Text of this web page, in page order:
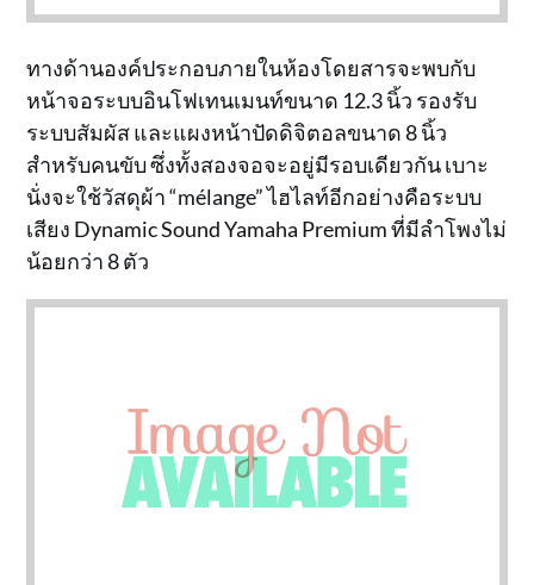
ทางด้านองค์ประกอบภายในห้องโดยสารจะพบกับ
หน้าจอระบบอินโฟเทนเมนท์ขนาด 12.3 นิ้ว รองรับ
ระบบสัมผัส และแผงหน้าปัดดิจิตอลขนาด 8 นิ้ว
สำหรับคนขับ ซึ่งทั้งสองจอจะอยู่มีรอบเดียวกัน เบาะ
นั่งจะใช้วัสดุผ้า “mélange” ไฮไลท์อีกอย่างคือระบบ
เสียง Dynamic Sound Yamaha Premium ที่มีลำโพงไม่
น้อยกว่า 8 ตัว